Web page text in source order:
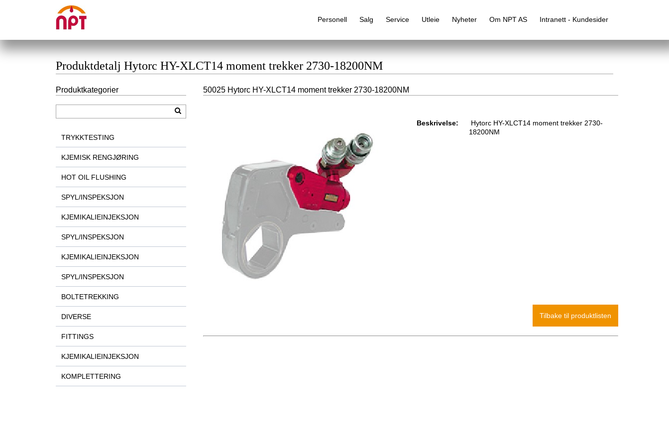
Personell Salg Service Utleie Nyheter Om NPT AS Intranett - Kundesider
Produktdetalj Hytorc HY-XLCT14 moment trekker 2730-18200NM
50025 Hytorc HY-XLCT14 moment trekker 2730-18200NM
Beskrivelse:
Hytorc HY-XLCT14 moment trekker 2730-
18200NM
Produktkategorier
TRYKKTESTING
KJEMISK RENGJØRING
HOT OIL FLUSHING
SPYL/INSPEKSJON
KJEMIKALIEINJEKSJON
SPYL/INSPEKSJON
KJEMIKALIEINJEKSJON
SPYL/INSPEKSJON
BOLTETREKKING
DIVERSE
FITTINGS
KJEMIKALIEINJEKSJON
KOMPLETTERING